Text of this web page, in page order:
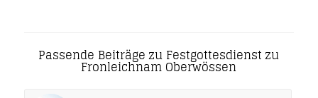
Passende Beiträge zu Festgottesdienst zu
Fronleichnam Oberwössen